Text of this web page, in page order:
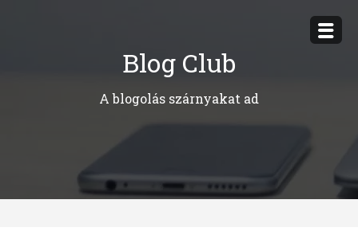
Blog Club
A blogolás szárnyakat ad